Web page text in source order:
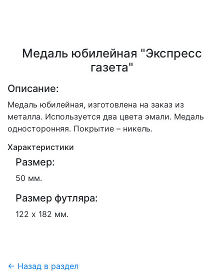
Медаль юбилейная "Экспресс
газета"
Описание:
Медаль юбилейная, изготовлена на заказ из
металла. Используется два цвета эмали. Медаль
односторонняя. Покрытие – никель.
Характеристики
Размер:
50 мм.
Размер футляра:
122 х 182 мм.
← Назад в раздел